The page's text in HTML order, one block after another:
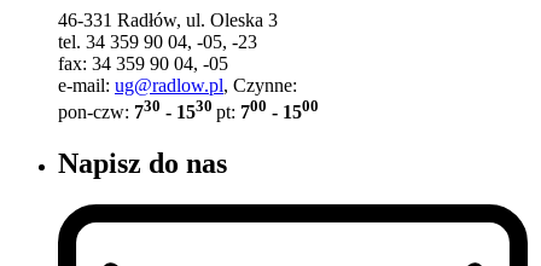
46-331 Radłów, ul. Oleska 3
tel. 34 359 90 04, -05, -23
fax: 34 359 90 04, -05
e-mail: ug@radlow.pl, Czynne:
pon-czw: 730 - 1530 pt: 700 - 1500
Napisz do nas